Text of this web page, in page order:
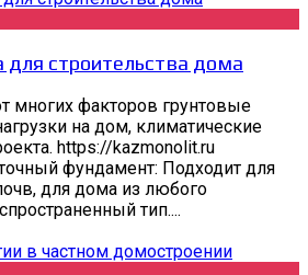
строительства дома
многих факторов грунтовые
на дом, климатические
https://kazmonolit.ru
фундамент: Подходит для
для дома из любого
тип....